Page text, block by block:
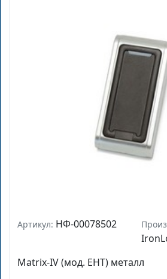
Артикул: НФ-00078502
Matrix-IV (мод. EHT) металл